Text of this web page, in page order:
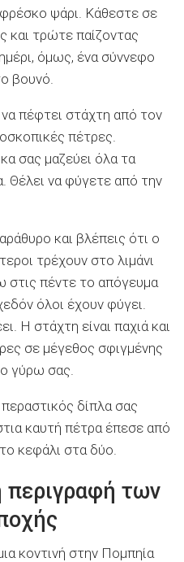
φρέσκο ψάρι. Κάθεστε σε
και τρώτε παίζοντας
όμως, ένα σύννεφο
βουνό.
πέφτει στάχτη από τον
πέτρες.
σας μαζεύει όλα τα
Θέλει να φύγετε από την
και βλέπεις ότι ο
τρέχουν στο λιμάνι
στις πέντε το απόγευμα
όλοι έχουν φύγει.
Η στάχτη είναι παχιά και
σε μέγεθος σφιγμένης
γύρω σας.
δίπλα σας
καυτή πέτρα έπεσε από
κεφάλι στα δύο.
περιγραφή των
κοντινή στην Πομπηία